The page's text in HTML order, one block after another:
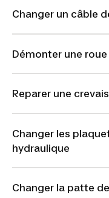
Changer un câble
Démonter une roue
Reparer une
Changer les
hydraulique
Changer la patte